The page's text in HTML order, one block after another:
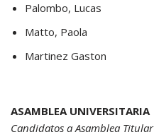
Palombo, Lucas
Matto, Paola
Martinez Gaston
ASAMBLEA UNIVERSITARIA
Candidatos a Asamblea Titular